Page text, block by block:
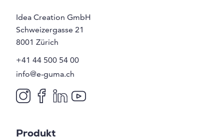
Idea Creation GmbH
Schweizergasse 21
8001 Zürich
+41 44 500 54 00
info@e-guma.ch
Produkt